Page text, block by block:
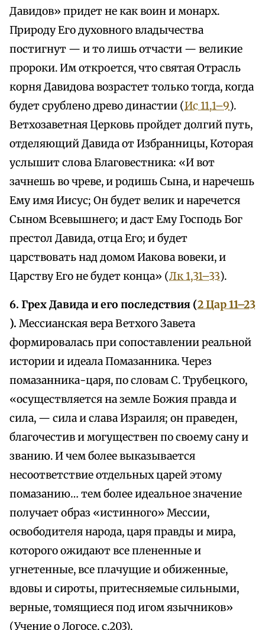
Давидов» придет не как воин и монарх.
Природу Его духовного владычества
постигнут — и то лишь отчасти — великие
пророки. Им откроется, что святая Отрасль
корня Давидова возрастет только тогда, когда
будет срублено древо династии (Ис 11,1–9).
Ветхозаветная Церковь пройдет долгий путь,
отделяющий Давида от Избранницы, Которая
услышит слова Благовестника: «И вот
зачнешь во чреве, и родишь Сына, и наречешь
Ему имя Иисус; Он будет велик и наречется
Сыном Всевышнего; и даст Ему Господь Бог
престол Давида, отца Его; и будет
царствовать над домом Иакова вовеки, и
Царству Его не будет конца» (Лк 1,31–33).
6. Грех Давида и его последствия (2 Цар 11–23
). Мессианская вера Ветхого Завета
формировалась при сопоставлении реальной
истории и идеала Помазанника. Через
помазанника-царя, по словам С. Трубецкого,
«осуществляется на земле Божия правда и
сила, — сила и слава Израиля; он праведен,
благочестив и могуществен по своему сану и
званию. И чем более выказывается
несоответствие отдельных царей этому
помазанию… тем более идеальное значение
получает образ «истинного» Мессии,
освободителя народа, царя правды и мира,
которого ожидают все плененные и
угнетенные, все плачущие и обиженные,
вдовы и сироты, притесняемые сильными,
верные, томящиеся под игом язычников»
(Учение о Логосе, с.203).